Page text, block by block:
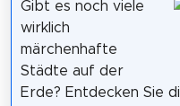
Gibt es noch viele
wirklich
märchenhafte
Städte auf der
Erde? Entdecken Sie